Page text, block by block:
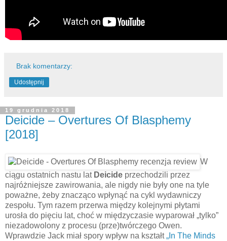
Brak komentarzy:
Udostępnij
19 grudnia 2018
Deicide – Overtures Of Blasphemy
[2018]
W
ciągu ostatnich nastu lat Deicide przechodzili przez
najróżniejsze zawirowania, ale nigdy nie były one na tyle
poważne, żeby znacząco wpłynąć na cykl wydawniczy
zespołu. Tym razem przerwa między kolejnymi płytami
urosła do pięciu lat, choć w międzyczasie wyparował „tylko”
niezadowolony z procesu (prze)twórczego Owen.
Wprawdzie Jack miał spory wpływ na kształt„In The Minds